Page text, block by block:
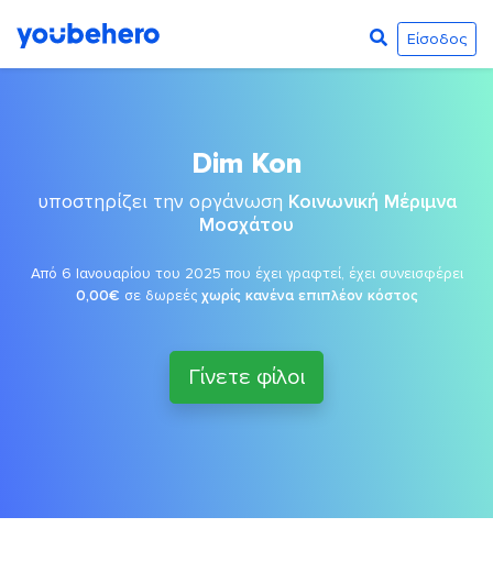
Είσοδος
Dim Kon
υποστηρίζει την οργάνωση Κοινωνική Μέριμνα
Μοσχάτου
Από 6 Ιανουαρίου του 2025 που έχει γραφτεί, έχει συνεισφέρει
0,00€ σε δωρεές χωρίς κανένα επιπλέον κόστος
Γίνετε φίλοι